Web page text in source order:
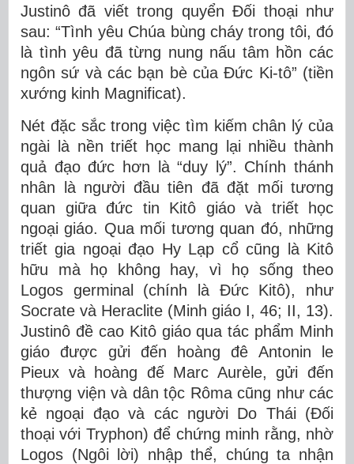
Justinô đã viết trong quyển Đối thoại như
sau: “Tình yêu Chúa bùng cháy trong tôi, đó
là tình yêu đã từng nung nấu tâm hồn các
ngôn sứ và các bạn bè của Đức Ki-tô” (tiền
xướng kinh Magnificat).
Nét đặc sắc trong việc tìm kiếm chân lý của
ngài là nền triết học mang lại nhiều thành
quả đạo đức hơn là “duy lý”. Chính thánh
nhân là người đầu tiên đã đặt mối tương
quan giữa đức tin Kitô giáo và triết học
ngoại giáo. Qua mối tương quan đó, những
triết gia ngoại đạo Hy Lạp cổ cũng là Kitô
hữu mà họ không hay, vì họ sống theo
Logos germinal (chính là Đức Kitô), như
Socrate và Heraclite (Minh giáo I, 46; II, 13).
Justinô đề cao Kitô giáo qua tác phẩm Minh
giáo được gửi đến hoàng đê Antonin le
Pieux và hoàng đế Marc Aurèle, gửi đến
thượng viện và dân tộc Rôma cũng như các
kẻ ngoại đạo và các người Do Thái (Đối
thoại với Tryphon) để chứng minh rằng, nhờ
Logos (Ngôi lời) nhập thể, chúng ta nhận